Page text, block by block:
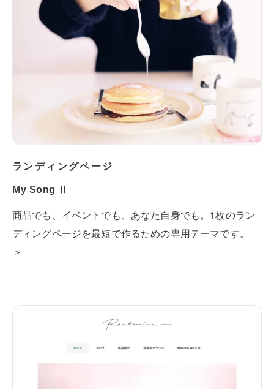
ランディングページ
My Song Ⅱ
商品でも、イベントでも、あなた自身でも。1枚のラン
ディングページを最短で作るための専用テーマです。
＞